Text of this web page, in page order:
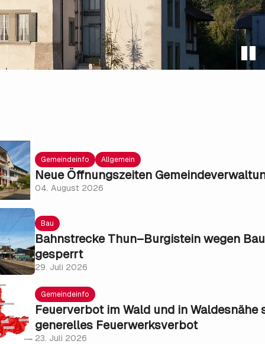
Gemeindeinfo Allgemein
Neue Öffnungszeiten
04. August 2026
Bau
Bahnstrecke Thun–Burgistein wegen
gesperrt
29. Juli 2026
Gemeindeinfo
Feuerverbot im Wald und in Waldesnähe
generelles Feuerwerksverbot
23. Juli 2026